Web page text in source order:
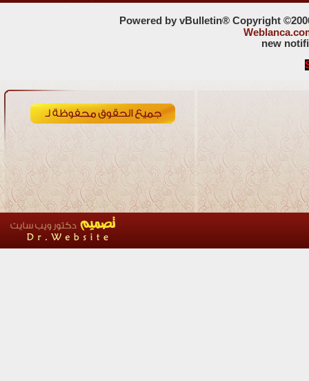
Powered by vBulletin® Copyright
new